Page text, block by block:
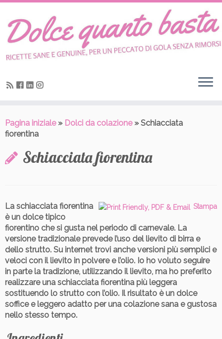
Skip
content
Pagina iniziale » Dolci da colazione » Schiacciata
fiorentina
Schiacciata fiorentina
Stampa
La schiacciata fiorentina
è un dolce tipico
fiorentino che si gusta nel periodo di carnevale. La
versione tradizionale prevede l’uso del lievito di birra e
dello strutto. Su internet trovi anche versioni più semplici e
veloci con il lievito in polvere e l’olio. Io ho voluto seguire
in parte la tradizione, utilizzando il lievito, ma ho preferito
realizzare una schiacciata fiorentina più leggera
sostituendo lo strutto con l’olio. Il risultato è un dolce
soffice e leggero adatto per una colazione sana e gustosa
nello stesso tempo.